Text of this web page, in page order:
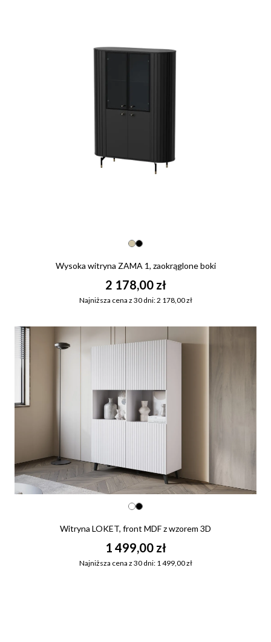
Wysoka witryna ZAMA 1, zaokrąglone boki
2 178,00 zł
Najniższa cena z 30 dni: 2 178,00 zł
Witryna LOKET, front MDF z wzorem 3D
1 499,00 zł
Najniższa cena z 30 dni: 1 499,00 zł